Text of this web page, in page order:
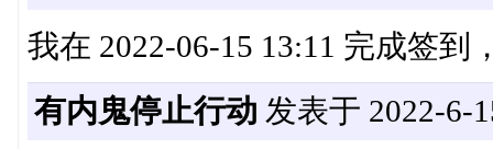
我在 2022-06-15 13:11 完成签到
有内鬼停止行动 发表于 2022-6-